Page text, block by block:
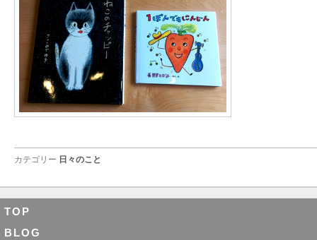
カテゴリー 日々のこと
TOP
BLOG